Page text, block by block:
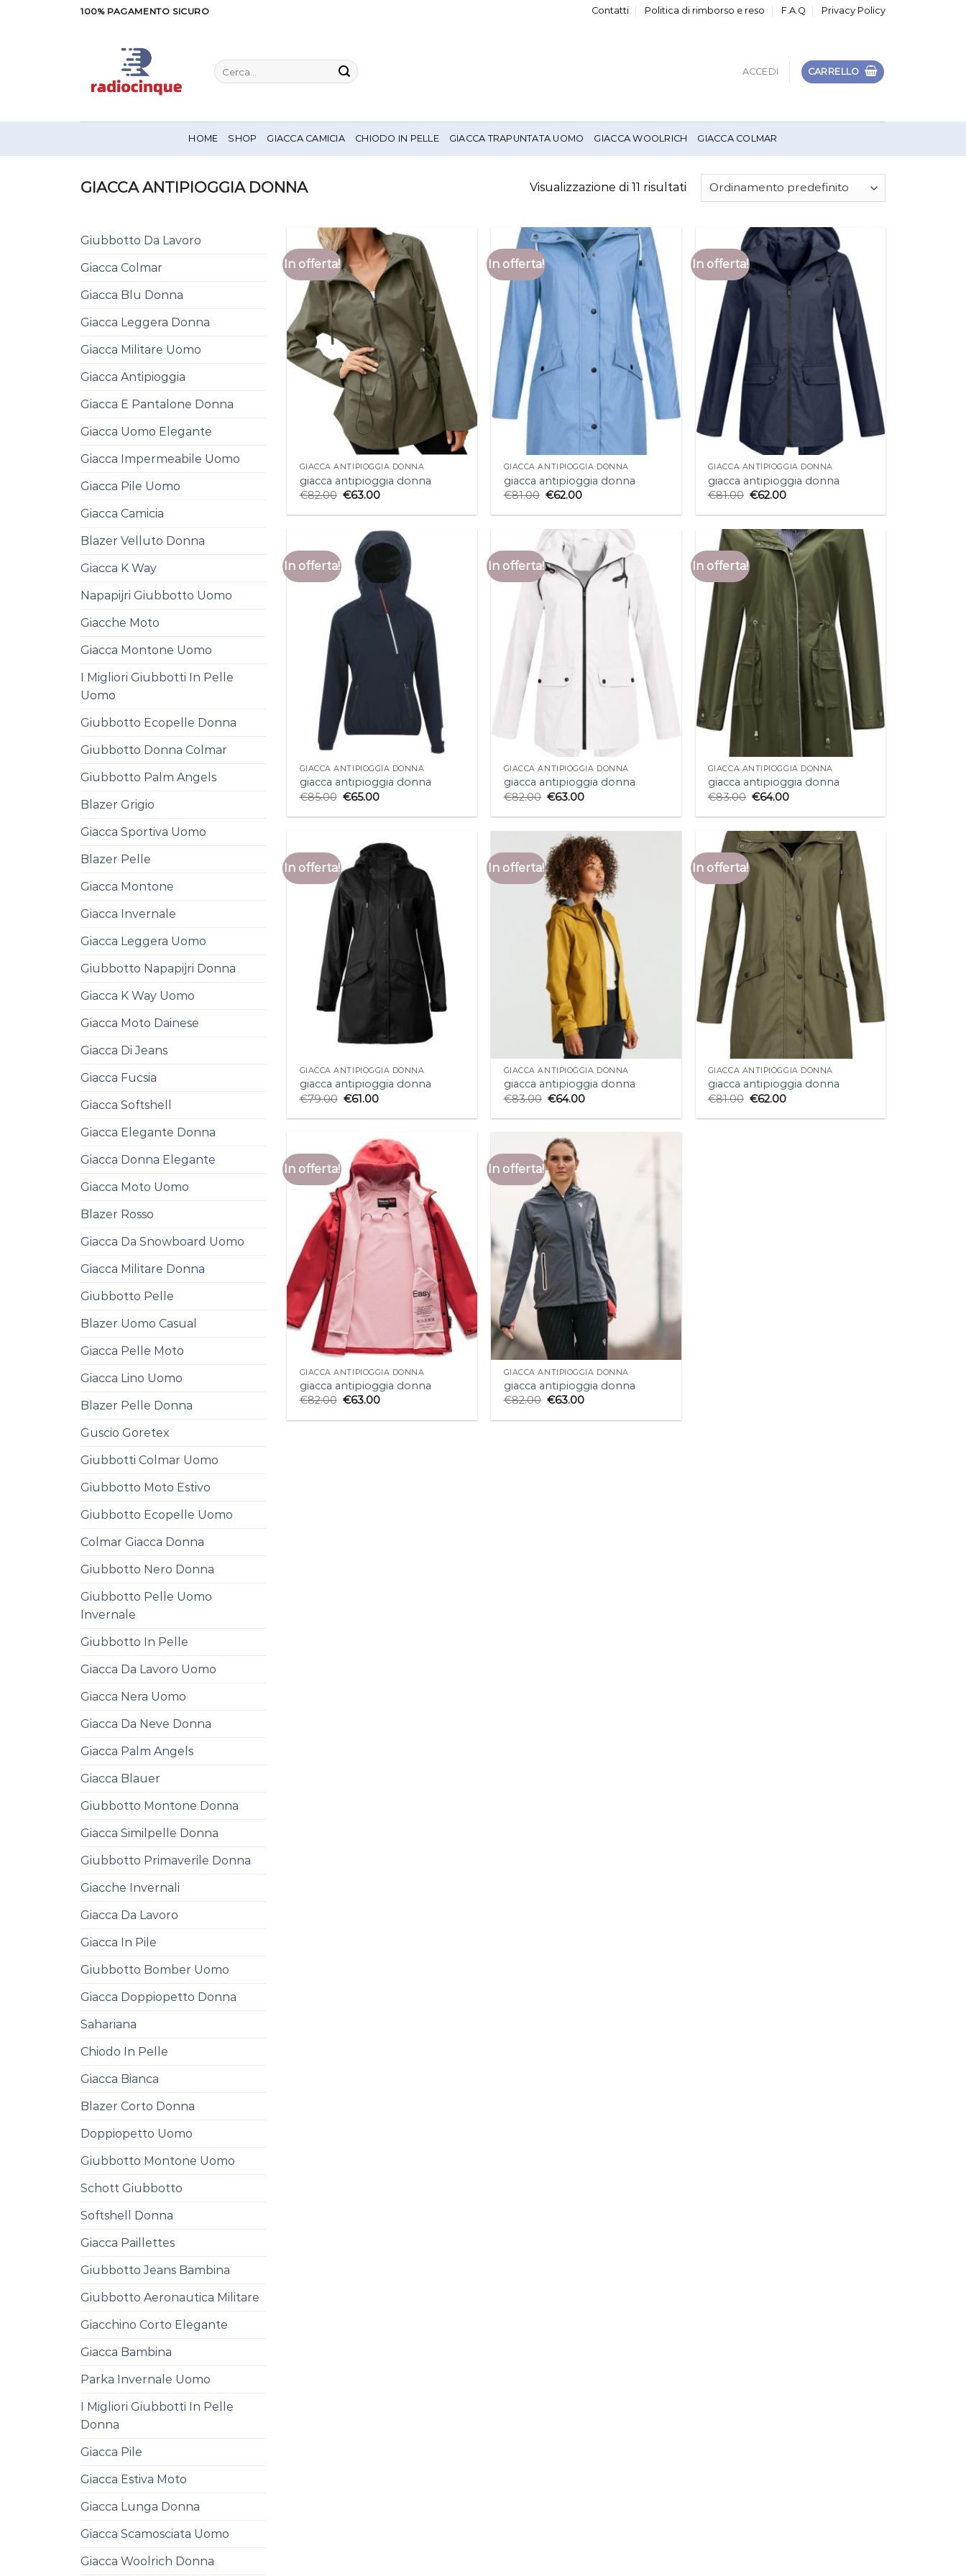
100% PAGAMENTO SICURO Contatti Politica di rimborso e reso F.A.Q Privacy Policy
Cerca:
ACCEDI CARRELLO
HOME SHOP GIACCA CAMICIA CHIODO IN PELLE GIACCA TRAPUNTATA UOMO GIACCA WOOLRICH GIACCA COLMAR
GIACCA ANTIPIOGGIA DONNA Visualizzazione di 11 risultati
Giubbotto Da Lavoro
Giacca Colmar
Giacca Blu Donna
Giacca Leggera Donna
Giacca Militare Uomo
Giacca Antipioggia
Giacca E Pantalone Donna
Giacca Uomo Elegante
Giacca Impermeabile Uomo
Giacca Pile Uomo
Giacca Camicia
Blazer Velluto Donna
Giacca K Way
Napapijri Giubbotto Uomo
Giacche Moto
Giacca Montone Uomo
I Migliori Giubbotti In Pelle
Uomo
Giubbotto Ecopelle Donna
Giubbotto Donna Colmar
Giubbotto Palm Angels
Blazer Grigio
Giacca Sportiva Uomo
Blazer Pelle
Giacca Montone
Giacca Invernale
Giacca Leggera Uomo
Giubbotto Napapijri Donna
Giacca K Way Uomo
Giacca Moto Dainese
Giacca Di Jeans
Giacca Fucsia
Giacca Softshell
Giacca Elegante Donna
Giacca Donna Elegante
Giacca Moto Uomo
Blazer Rosso
Giacca Da Snowboard Uomo
Giacca Militare Donna
Giubbotto Pelle
Blazer Uomo Casual
Giacca Pelle Moto
Giacca Lino Uomo
Blazer Pelle Donna
Guscio Goretex
Giubbotti Colmar Uomo
Giubbotto Moto Estivo
Giubbotto Ecopelle Uomo
Colmar Giacca Donna
Giubbotto Nero Donna
Giubbotto Pelle Uomo
Invernale
Giubbotto In Pelle
Giacca Da Lavoro Uomo
Giacca Nera Uomo
Giacca Da Neve Donna
Giacca Palm Angels
Giacca Blauer
Giubbotto Montone Donna
Giacca Similpelle Donna
Giubbotto Primaverile Donna
Giacche Invernali
Giacca Da Lavoro
Giacca In Pile
Giubbotto Bomber Uomo
Giacca Doppiopetto Donna
Sahariana
Chiodo In Pelle
Giacca Bianca
Blazer Corto Donna
Doppiopetto Uomo
Giubbotto Montone Uomo
Schott Giubbotto
Softshell Donna
Giacca Paillettes
Giubbotto Jeans Bambina
Giubbotto Aeronautica Militare
Giacchino Corto Elegante
Giacca Bambina
Parka Invernale Uomo
I Migliori Giubbotti In Pelle
Donna
Giacca Pile
Giacca Estiva Moto
Giacca Lunga Donna
Giacca Scamosciata Uomo
Giacca Woolrich Donna
In offerta!
GIACCA ANTIPIOGGIA DONNA
giacca antipioggia donna
€82.00 €63.00
In offerta!
GIACCA ANTIPIOGGIA DONNA
giacca antipioggia donna
€81.00 €62.00
In offerta!
GIACCA ANTIPIOGGIA DONNA
giacca antipioggia donna
€81.00 €62.00
In offerta!
GIACCA ANTIPIOGGIA DONNA
giacca antipioggia donna
€85.00 €65.00
In offerta!
GIACCA ANTIPIOGGIA DONNA
giacca antipioggia donna
€82.00 €63.00
In offerta!
GIACCA ANTIPIOGGIA DONNA
giacca antipioggia donna
€83.00 €64.00
In offerta!
GIACCA ANTIPIOGGIA DONNA
giacca antipioggia donna
€79.00 €61.00
In offerta!
GIACCA ANTIPIOGGIA DONNA
giacca antipioggia donna
€83.00 €64.00
In offerta!
GIACCA ANTIPIOGGIA DONNA
giacca antipioggia donna
€81.00 €62.00
In offerta!
GIACCA ANTIPIOGGIA DONNA
giacca antipioggia donna
€82.00 €63.00
In offerta!
GIACCA ANTIPIOGGIA DONNA
giacca antipioggia donna
€82.00 €63.00